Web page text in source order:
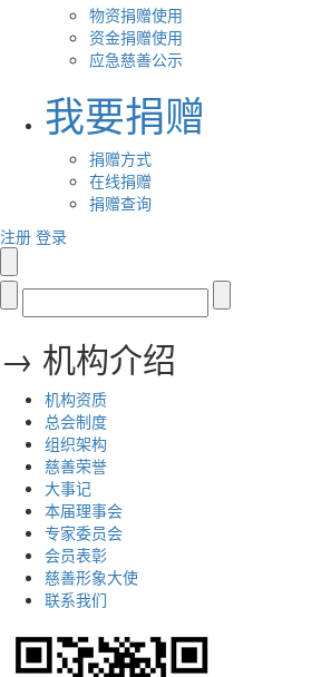
物资捐赠使用
资金捐赠使用
应急慈善公示
我要捐赠
捐赠方式
在线捐赠
捐赠查询
注册 登录
→ 机构介绍
机构资质
总会制度
组织架构
慈善荣誉
大事记
本届理事会
专家委员会
会员表彰
慈善形象大使
联系我们